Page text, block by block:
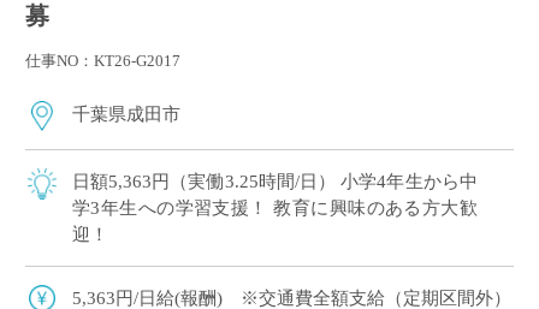
募
仕事NO：KT26-G2017
千葉県成田市
日額5,363円（実働3.25時間/日） 小学4年生から中
学3年生への学習支援！ 教育に興味のある方大歓
迎！
5,363円/日給(報酬) ※交通費全額支給（定期区間外）